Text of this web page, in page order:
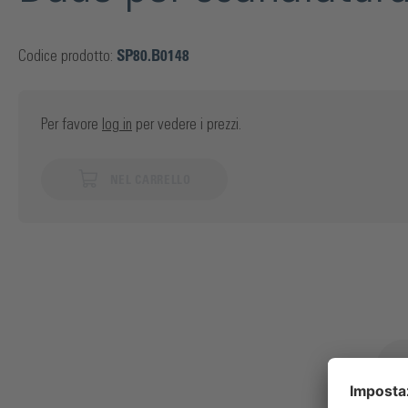
Codice prodotto: SP80.B0148
Per favore log in per vedere i prezzi.